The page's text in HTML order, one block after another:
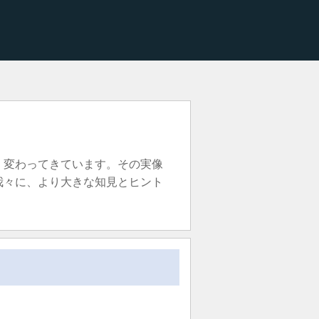
わってきています。その実像
に、より大きな知見とヒント